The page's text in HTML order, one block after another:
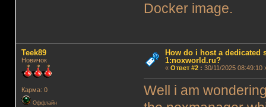
Docker image.
Teek89
Новичок
Карма: 0
Оффлайн
How do i host a dedicated
1:noxworld.ru?
« Ответ #2: 30/11/2025 08:49:10
Well i am